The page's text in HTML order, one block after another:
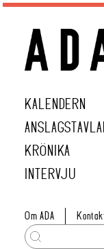
KALENDERN
KRÖNIKA
INTERVJU
Om ADA